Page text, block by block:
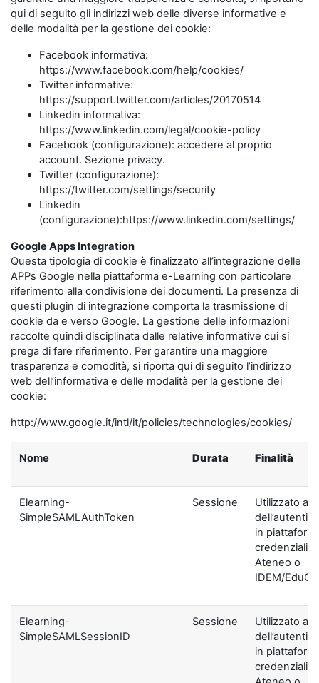
qui di seguito gli indirizzi web delle diverse informative e
delle modalità per la gestione dei cookie:
Facebook informativa:
https://www.facebook.com/help/cookies/
Twitter informative:
https://support.twitter.com/articles/20170514
Linkedin informativa:
https://www.linkedin.com/legal/cookie-policy
Facebook (configurazione): accedere al proprio
account. Sezione privacy.
Twitter (configurazione):
https://twitter.com/settings/security
Linkedin
(configurazione):https://www.linkedin.com/settings/
Google Apps Integration
Questa tipologia di cookie è finalizzato all’integrazione delle
APPs Google nella piattaforma e-Learning con particolare
riferimento alla condivisione dei documenti. La presenza di
questi plugin di integrazione comporta la trasmissione di
cookie da e verso Google. La gestione delle informazioni
raccolte quindi disciplinata dalle relative informative cui si
prega di fare riferimento. Per garantire una maggiore
trasparenza e comodità, si riporta qui di seguito l’indirizzo
web dell’informativa e delle modalità per la gestione dei
cookie:
http://www.google.it/intl/it/policies/technologies/cookies/
Nome Durata Finalità
Elearning-
SimpleSAMLAuthToken
Sessione
Utilizzato ai
in
credenziali di
Ateneo o
IDEM/
Elearning-
SimpleSAMLSessionID
Sessione
Utilizzato ai
in
credenziali di